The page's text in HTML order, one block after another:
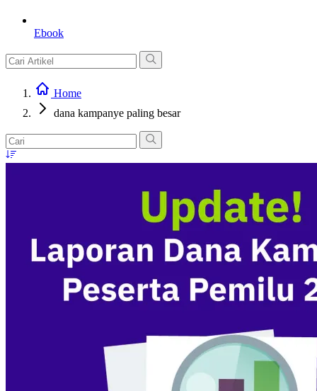
Ebook
Home
dana kampanye paling besar